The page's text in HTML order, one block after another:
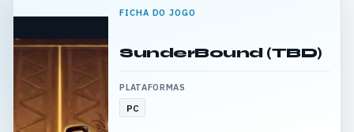
FICHA DO JOGO
SunderBound (TBD)
PLATAFORMAS
PC